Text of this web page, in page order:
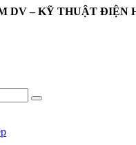
DV – KỸ THUẬT ĐIỆN